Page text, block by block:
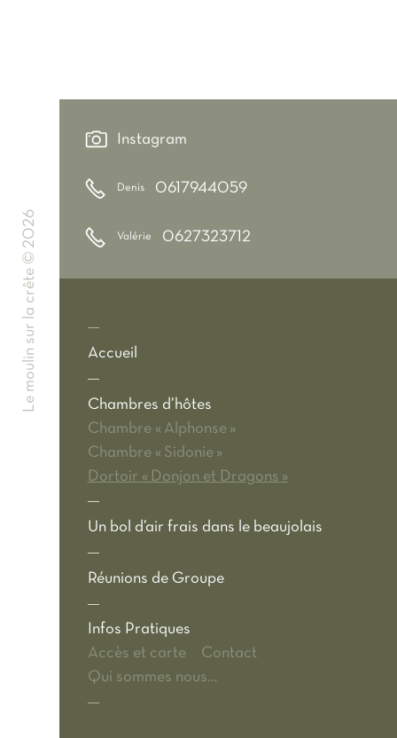
Accueil
Chambres d’hôtes
Chambre « Alphonse »
Chambre « Sidonie »
Dortoir « Donjon et Dragons »
Un bol d’air frais dans le beaujolais
Réunions de Groupe
Infos Pratiques
Accès et carte
Contact
Qui sommes nous…
Instagram
Denis 0617944059
Valérie 0627323712
Le moulin sur la crête © 2026